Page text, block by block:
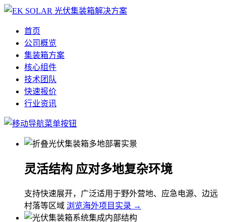
首页
公司概览
集装箱方案
核心组件
技术团队
快速报价
行业资讯
灵活结构 应对多地复杂环境
支持快速展开，广泛适用于野外营地、应急电源、边远
村落等区域 浏览海外项目实录 →